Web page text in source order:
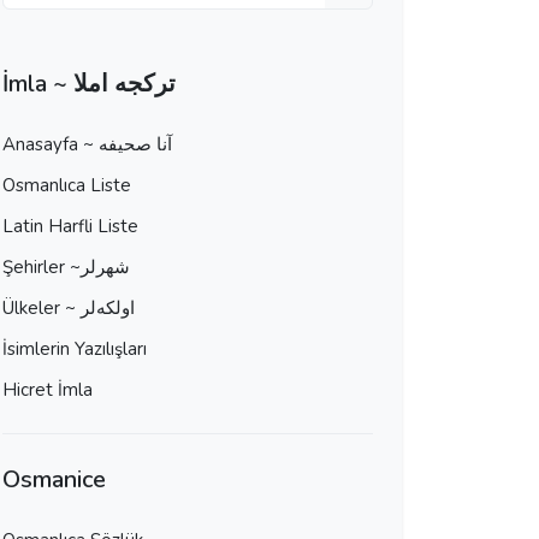
İmla ~ تركجه املا
Anasayfa ~ آنا صحيفه
Osmanlıca Liste
Latin Harfli Liste
Şehirler ~شهرلر
Ülkeler ~ اولكه‌لر
İsimlerin Yazılışları
Hicret İmla
Osmanice